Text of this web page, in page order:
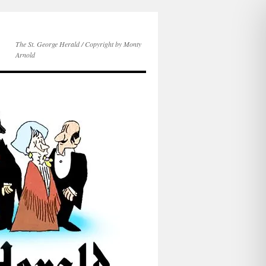
The St. George Herald / Copyright by Monty
Arnold